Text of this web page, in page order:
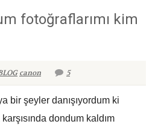
fotoğraflarımı kim
canon 5
bir şeyler danışıyordum ki
dondum kaldım